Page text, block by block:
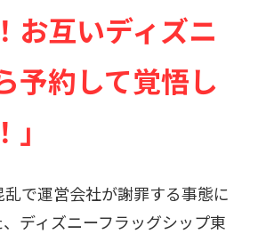
お互いディズニ
予約して覚悟し
で運営会社が謝罪する事態に
ディズニーフラッグシップ東